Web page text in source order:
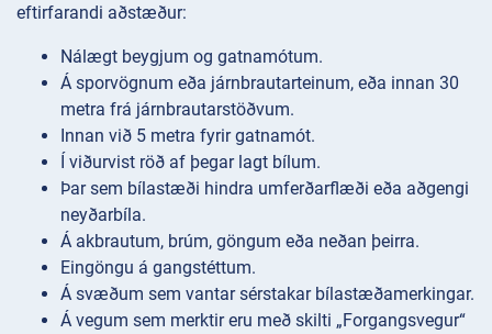
eftirfarandi aðstæður:
Nálægt beygjum og gatnamótum.
Á sporvögnum eða járnbrautarteinum, eða innan 30
metra frá járnbrautarstöðvum.
Innan við 5 metra fyrir gatnamót.
Í viðurvist röð af þegar lagt bílum.
Þar sem bílastæði hindra umferðarflæði eða aðgengi
neyðarbíla.
Á akbrautum, brúm, göngum eða neðan þeirra.
Eingöngu á gangstéttum.
Á svæðum sem vantar sérstakar bílastæðamerkingar.
Á vegum sem merktir eru með skilti „Forgangsvegur“